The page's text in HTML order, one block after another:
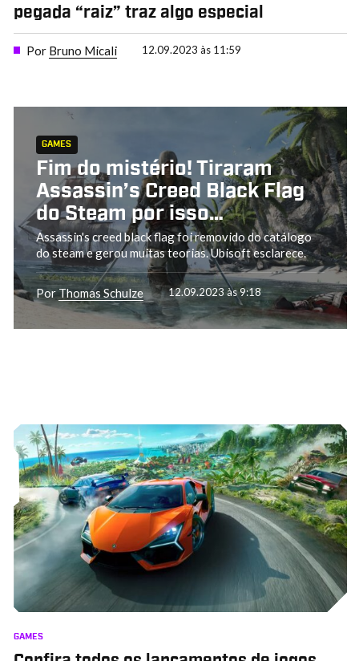
pegada “raiz” traz algo especial
Por Bruno Micali 12.09.2023 às 11:59
GAMES
Fim do mistério! Tiraram
Assassin’s Creed Black Flag
do Steam por isso…
Assassin's creed black flag foi removido do catálogo
do steam e gerou muitas teorias. Ubisoft esclarece.
PorThomas Schulze 12.09.2023 às 9:18
GAMES